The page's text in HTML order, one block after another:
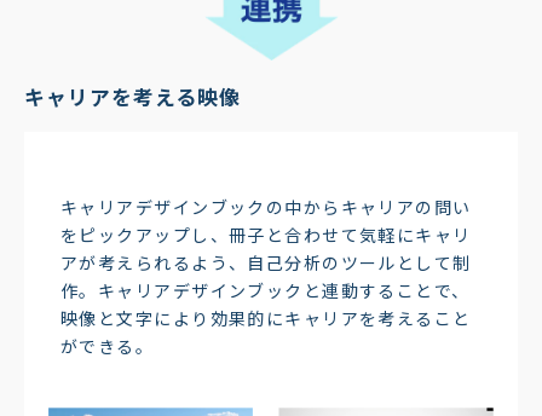
キャリアを考える映像
キャリアデザインブックの中からキャリアの問い
をピックアップし、冊子と合わせて気軽にキャリ
アが考えられるよう、自己分析のツールとして制
作。キャリアデザインブックと連動することで、
映像と文字により効果的にキャリアを考えること
ができる。